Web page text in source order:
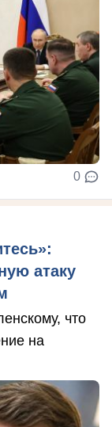
0
атаку
что
на